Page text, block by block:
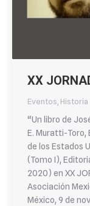
XX
Eventos Historia
“Un libro de
E. Muratti-Toro,
de los Estados
(Tomo I),
2020) en XX
Asociación
México, 9 de